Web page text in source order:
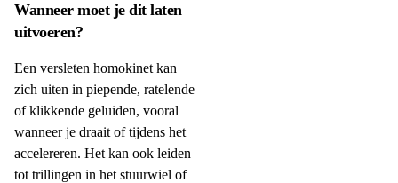
Wanneer moet je dit laten
uitvoeren?
Een versleten homokinet kan
zich uiten in piepende, ratelende
of klikkende geluiden, vooral
wanneer je draait of tijdens het
accelereren. Het kan ook leiden
tot trillingen in het stuurwiel of